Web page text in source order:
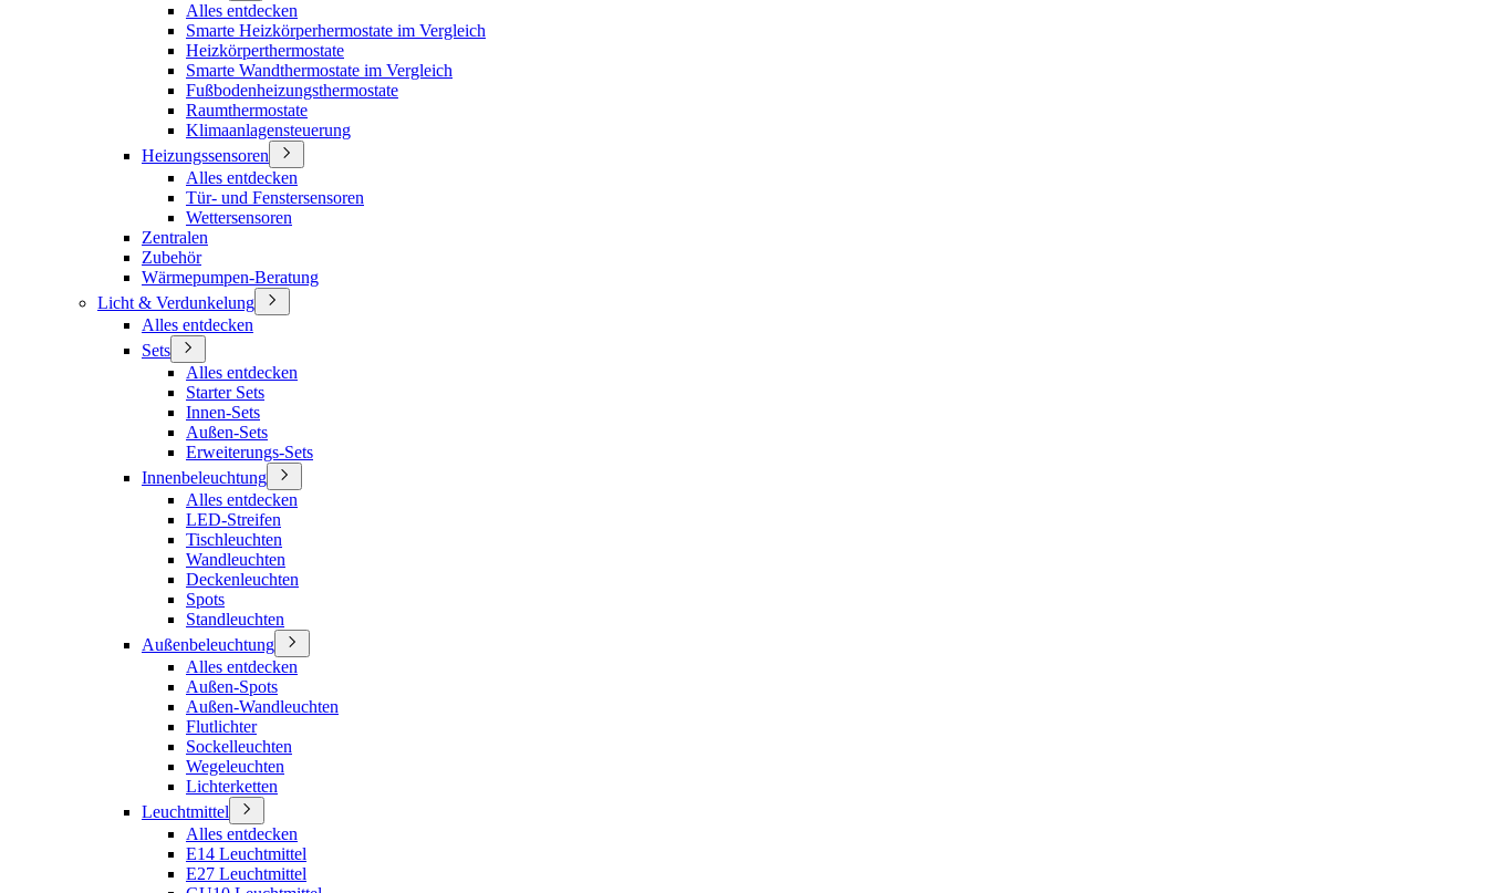
Alles entdecken
Smarte Heizkörperhermostate im Vergleich
Heizkörperthermostate
Smarte Wandthermostate im Vergleich
Fußbodenheizungsthermostate
Raumthermostate
Klimaanlagensteuerung
Heizungssensoren
Alles entdecken
Tür- und Fenstersensoren
Wettersensoren
Zentralen
Zubehör
Wärmepumpen-Beratung
Licht & Verdunkelung
Alles entdecken
Sets
Alles entdecken
Starter Sets
Innen-Sets
Außen-Sets
Erweiterungs-Sets
Innenbeleuchtung
Alles entdecken
LED-Streifen
Tischleuchten
Wandleuchten
Deckenleuchten
Spots
Standleuchten
Außenbeleuchtung
Alles entdecken
Außen-Spots
Außen-Wandleuchten
Flutlichter
Sockelleuchten
Wegeleuchten
Lichterketten
Leuchtmittel
Alles entdecken
E14 Leuchtmittel
E27 Leuchtmittel